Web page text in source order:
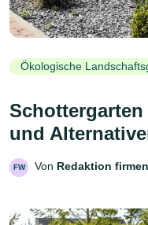
Ökologische
und
FW Von Redaktion